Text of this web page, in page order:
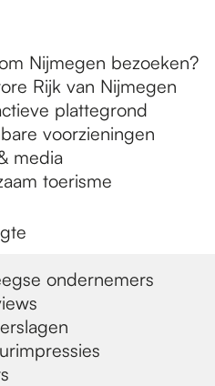
Nijmegen bezoeken?
Rijk van Nijmegen
plattegrond
voorzieningen
media
toerisme
ondernemers